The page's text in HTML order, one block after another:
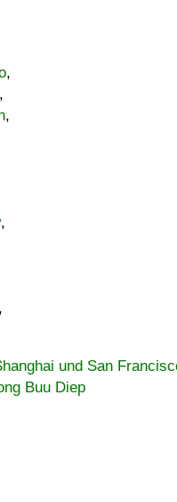
,
,
,
,
,
und San
Buu Diep